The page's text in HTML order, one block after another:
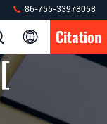
86-755-33978058
Citation